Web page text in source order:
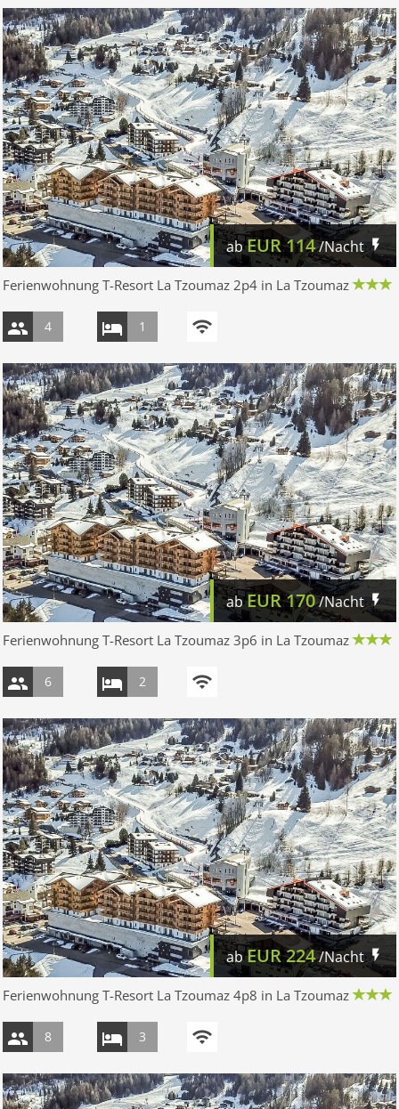
abEUR114/Nacht
Ferienwohnung T-Resort La Tzoumaz 2p4 in La Tzoumaz
4 1
abEUR170/Nacht
Ferienwohnung T-Resort La Tzoumaz 3p6 in La Tzoumaz
6 2
abEUR224/Nacht
Ferienwohnung T-Resort La Tzoumaz 4p8 in La Tzoumaz
8 3